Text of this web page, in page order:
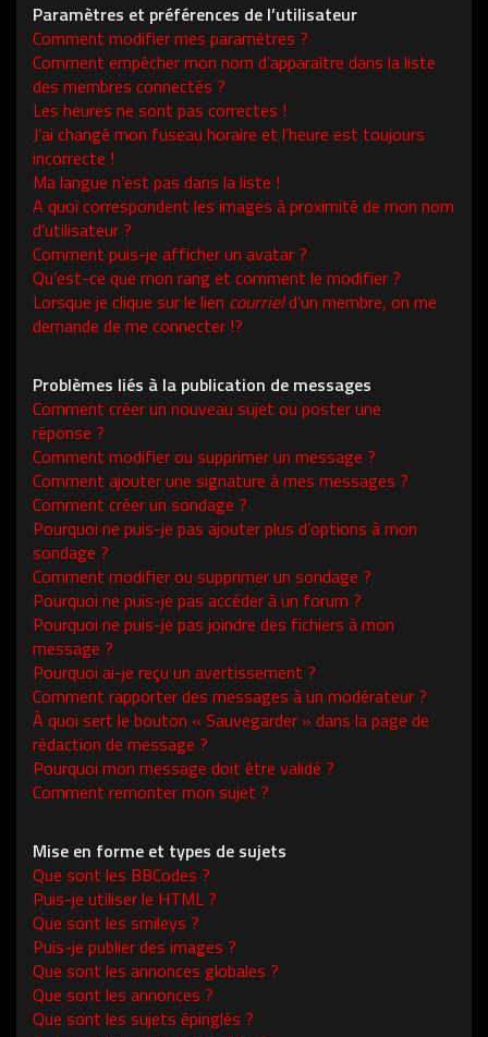
Paramètres et préférences de l’utilisateur
Comment modifier mes paramètres ?
Comment empêcher mon nom d’apparaître dans la liste
des membres connectés ?
Les heures ne sont pas correctes !
J’ai changé mon fuseau horaire et l’heure est toujours
incorrecte !
Ma langue n’est pas dans la liste !
A quoi correspondent les images à proximité de mon nom
d’utilisateur ?
Comment puis-je afficher un avatar ?
Qu’est-ce que mon rang et comment le modifier ?
Lorsque je clique sur le lien courrield’un membre, on me
demande de me connecter !?
Problèmes liés à la publication de messages
Comment créer un nouveau sujet ou poster une
réponse ?
Comment modifier ou supprimer un message ?
Comment ajouter une signature à mes messages ?
Comment créer un sondage ?
Pourquoi ne puis-je pas ajouter plus d’options à mon
sondage ?
Comment modifier ou supprimer un sondage ?
Pourquoi ne puis-je pas accéder à un forum ?
Pourquoi ne puis-je pas joindre des fichiers à mon
message ?
Pourquoi ai-je reçu un avertissement ?
Comment rapporter des messages à un modérateur ?
À quoi sert le bouton « Sauvegarder » dans la page de
rédaction de message ?
Pourquoi mon message doit être validé ?
Comment remonter mon sujet ?
Mise en forme et types de sujets
Que sont les BBCodes ?
Puis-je utiliser le HTML ?
Que sont les smileys ?
Puis-je publier des images ?
Que sont les annonces globales ?
Que sont les annonces ?
Que sont les sujets épinglés ?